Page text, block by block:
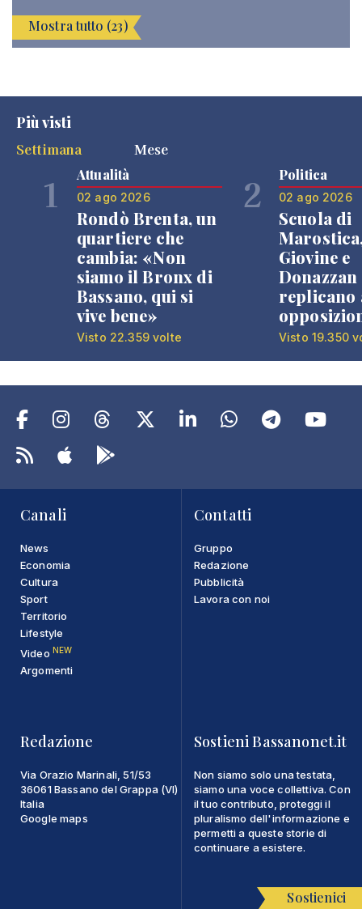
Mostra tutto (23)
Più visti
Settimana
Mese
1 Attualità
02 ago 2026
Rondò Brenta, un
quartiere che
cambia: «Non
siamo il Bronx di
Bassano, qui si
vive bene»
Visto 22.359 volte
2 Politica
02 ago 2026
Scuola di
Giovine e
Donazzan
replicano
Visto 19.350
Canali
News
Economia
Cultura
Sport
Territorio
Lifestyle
Video NEW
Argomenti
Contatti
Gruppo
Redazione
Pubblicità
Lavora con noi
Redazione
Via Orazio Marinali, 51/53
36061 Bassano del Grappa (VI)
Italia
Google maps
Sostieni Bassanonet.it
Non siamo solo una testata,
siamo una voce collettiva. Con
il tuo contributo, proteggi il
pluralismo dell'informazione e
permetti a queste storie di
continuare a esistere.
Sostienici